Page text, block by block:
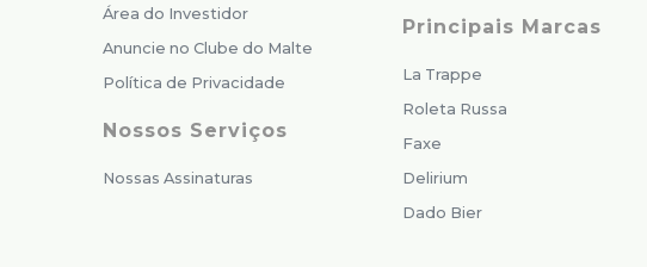
Área do Investidor
Anuncie no Clube do Malte
Política de Privacidade
Nossos Serviços
Nossas Assinaturas
Principais Marcas
La Trappe
Roleta Russa
Faxe
Delirium
Dado Bier